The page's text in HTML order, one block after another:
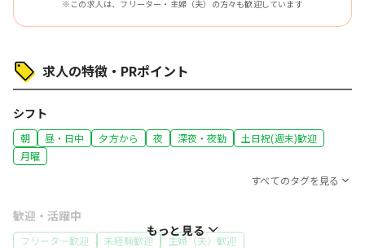
※この求人は、フリーター・主婦（夫）の方々も歓迎しています
求人の特徴・PRポイント
シフト
朝 昼・日中 夕方から 夜 深夜・夜勤
土日祝(週末)歓迎
月曜
すべてのタグを見る
歓迎・活躍中
フリーター歓迎 未経験歓迎 主婦（夫）歓迎
もっと見る